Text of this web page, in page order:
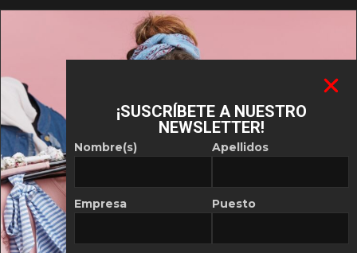
¡SUSCRÍBETE A NUESTRO
NEWSLETTER!
Nombre(s)
Empresa
Apellidos
Puesto